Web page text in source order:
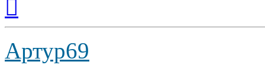
началу
Артур69